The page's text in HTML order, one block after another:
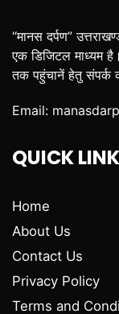
“मानस दर्पण”
एक डिजिटल माध्यम
तक पहुंचानें हेतु संपर्क
Email:
QUICK
Home
About Us
Contact Us
Privacy Policy
Terms and